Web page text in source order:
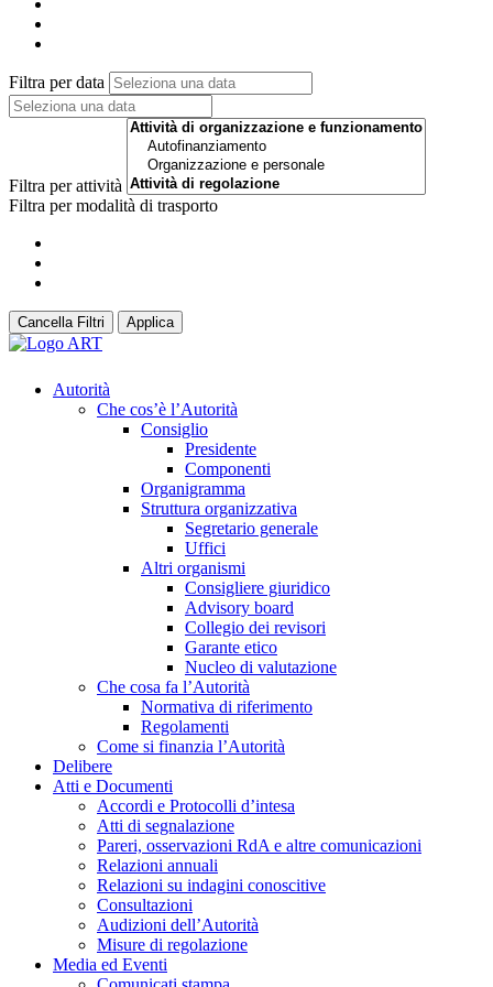
Filtra per data
Filtra per attività
Filtra per modalità di trasporto
Cancella Filtri Applica
Autorità
Che cos’è l’Autorità
Consiglio
Presidente
Componenti
Organigramma
Struttura organizzativa
Segretario generale
Uffici
Altri organismi
Consigliere giuridico
Advisory board
Collegio dei revisori
Garante etico
Nucleo di valutazione
Che cosa fa l’Autorità
Normativa di riferimento
Regolamenti
Come si finanzia l’Autorità
Delibere
Atti e Documenti
Accordi e Protocolli d’intesa
Atti di segnalazione
Pareri, osservazioni RdA e altre comunicazioni
Relazioni annuali
Relazioni su indagini conoscitive
Consultazioni
Audizioni dell’Autorità
Misure di regolazione
Media ed Eventi